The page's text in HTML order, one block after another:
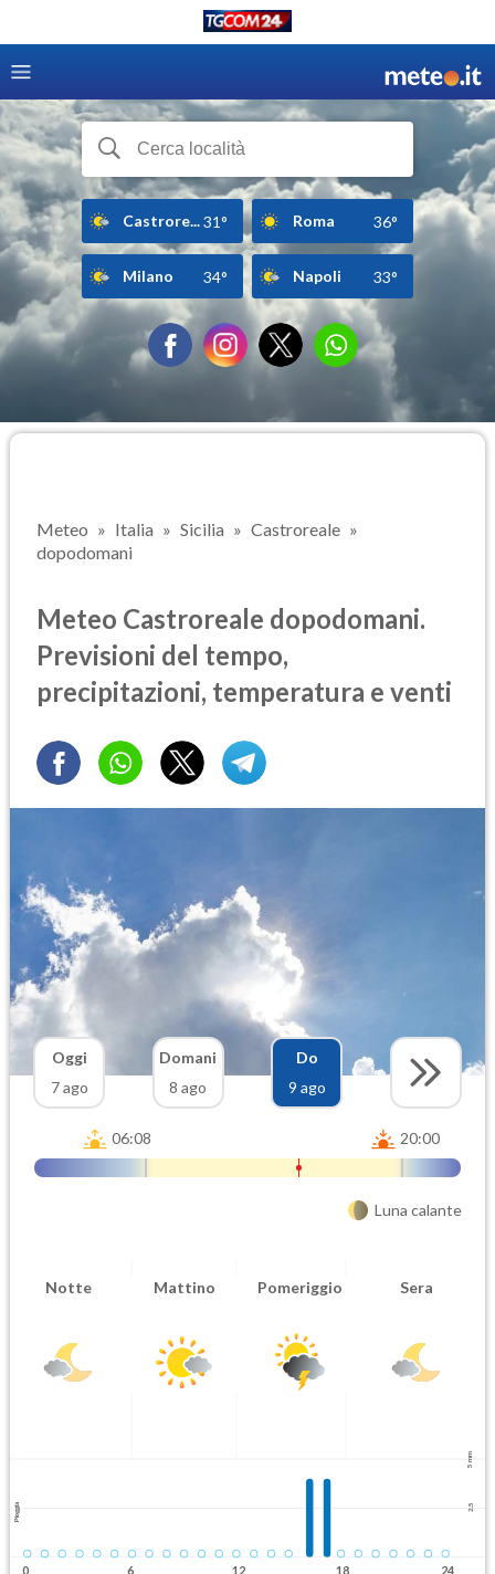
Castrore...31° Roma 36°
Milano 34° Napoli 33°
Meteo Italia Sicilia
Castroreale
dopodomani
Meteo Castroreale dopodomani.
Previsioni del tempo,
precipitazioni, temperatura e venti
Oggi
7 ago
Domani
8 ago
Do
9 ago
06:08 20:00
Luna calante
Notte Mattino Pomeriggio Sera
5 mm
2.5
Pioggia
0 6 12 18 24